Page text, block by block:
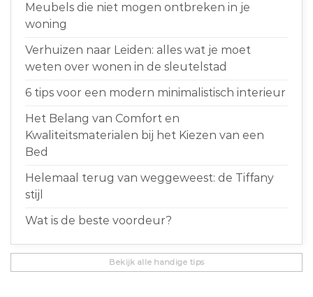
Meubels die niet mogen ontbreken in je
woning
Verhuizen naar Leiden: alles wat je moet
weten over wonen in de sleutelstad
6 tips voor een modern minimalistisch interieur
Het Belang van Comfort en
Kwaliteitsmaterialen bij het Kiezen van een
Bed
Helemaal terug van weggeweest: de Tiffany
stijl
Wat is de beste voordeur?
Bekijk alle handige tips